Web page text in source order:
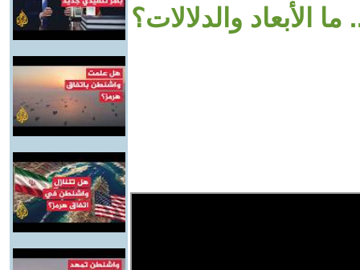
الأبعاد والدلالات؟